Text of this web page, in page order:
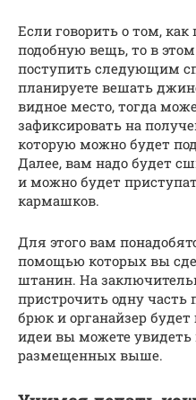
Если говорить о том,
подобную вещь, то в
поступить следующим
планируете вешать
видное место, тогда
зафиксировать на
которую можно будет
Далее, вам надо будет
и можно будет
кармашков.
Для этого вам
помощью которых вы
штанин. На
пристрочить одну часть
брюк и органайзер
идеи вы можете увидеть
размещенных выше.